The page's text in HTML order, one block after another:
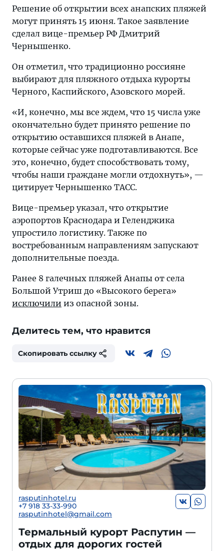
Решение об открытии всех анапских пляжей
могут принять 15 июня. Такое заявление
сделал вице-премьер РФ Дмитрий
Чернышенко.
Он отметил, что традиционно россияне
выбирают для пляжного отдыха курорты
Черного, Каспийского, Азовского морей.
«И, конечно, мы все ждем, что 15 числа уже
окончательно будет принято решение по
открытию оставшихся пляжей в Анапе,
которые сейчас уже подготавливаются. Все
это, конечно, будет способствовать тому,
чтобы наши граждане могли отдохнуть», —
цитирует Чернышенко ТАСС.
Вице-премьер указал, что открытие
аэропортов Краснодара и Геленджика
упростило логистику. Также по
востребованным направлениям запускают
дополнительные поезда.
Ранее 8 галечных пляжей Анапы от села
Большой Утриш до «Высокого берега»
исключили из опасной зоны.
Делитесь тем, что нравится
Скопировать ссылку
rasputinhotel.ru
+7 918 33-33-990
rasputinhotel@gmail.com
Термальный курорт Распутин —
отдых для дорогих гостей